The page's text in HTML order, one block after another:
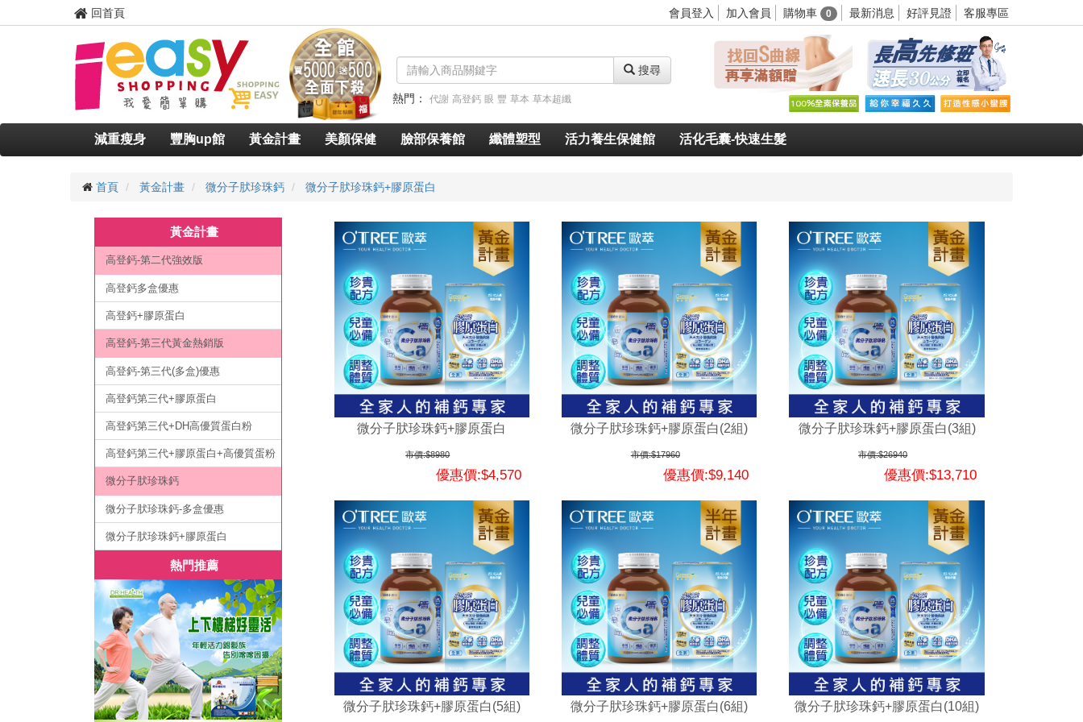
回首頁 會員登入 加入會員 購物車 0 最新消息 好評見證 客服專區
搜尋
熱門： 代謝 高登鈣 眼 豐 草本 草本超纖
減重瘦身 豐胸up館 黃金計畫 美顏保健 臉部保養館 纖體塑型 活力養生保健館 活化毛囊-快速生髮
首頁 黃金計畫 微分子肰珍珠鈣 微分子肰珍珠鈣+膠原蛋白
黃金計畫
高登鈣-第二代強效版
高登鈣多盒優惠
高登鈣+膠原蛋白
高登鈣-第三代黃金熱銷版
高登鈣-第三代(多盒)優惠
高登鈣第三代+膠原蛋白
高登鈣第三代+DH高優質蛋白粉
高登鈣第三代+膠原蛋白+高優質蛋粉
微分子肰珍珠鈣
微分子肰珍珠鈣-多盒優惠
微分子肰珍珠鈣+膠原蛋白
熱門推薦
微分子肰珍珠鈣+膠原蛋白
市價:$8980
優惠價:$4,570
微分子肰珍珠鈣+膠原蛋白(2組)
市價:$17960
優惠價:$9,140
微分子肰珍珠鈣+膠原蛋白(3組)
市價:$26940
優惠價:$13,710
微分子肰珍珠鈣+膠原蛋白(5組) 微分子肰珍珠鈣+膠原蛋白(6組) 微分子肰珍珠鈣+膠原蛋白(10組)